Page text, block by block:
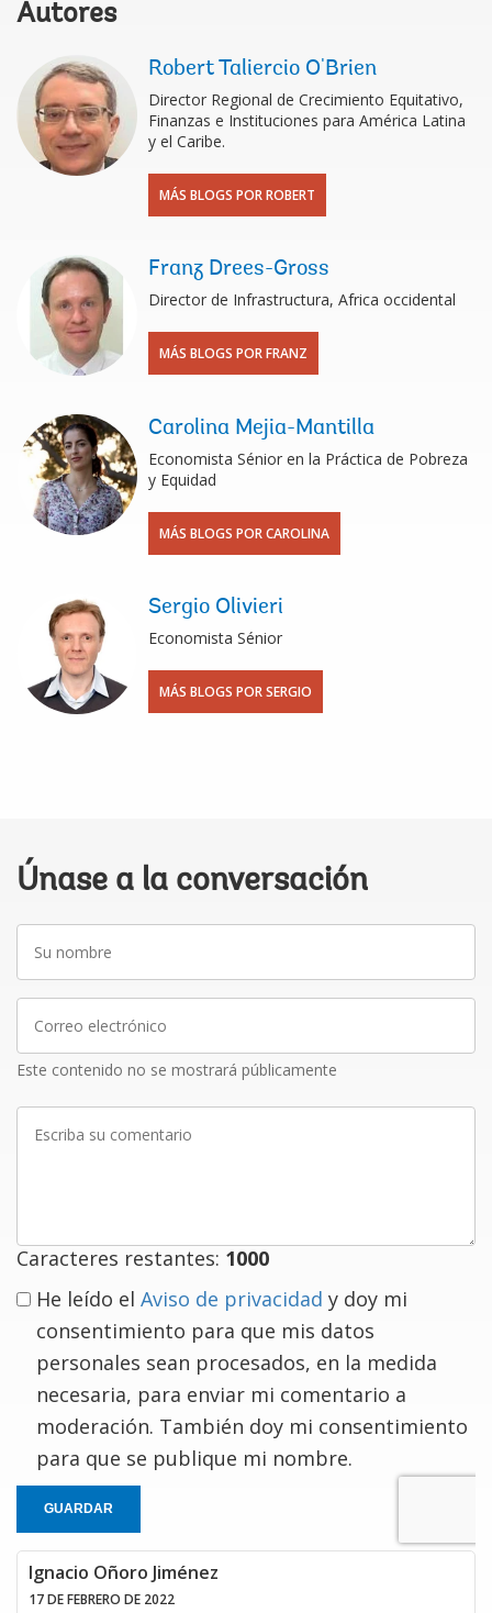
Autores
Robert Taliercio O'Brien
Director Regional de Crecimiento Equitativo,
Finanzas e Instituciones para América Latina
y el Caribe.
MÁS BLOGS POR ROBERT
Franz Drees-Gross
Director de Infrastructura, Africa occidental
MÁS BLOGS POR FRANZ
Carolina Mejia-Mantilla
Economista Sénior en la Práctica de Pobreza
y Equidad
MÁS BLOGS POR CAROLINA
Sergio Olivieri
Economista Sénior
MÁS BLOGS POR SERGIO
Únase a la conversación
nombre
electrónico
Este contenido no se mostrará públicamente
Caracteres restantes: 1000
He leído el Aviso de privacidad y doy mi
consentimiento para que mis datos
personales sean procesados, en la medida
necesaria, para enviar mi comentario a
moderación. También doy mi consentimiento
para que se publique mi nombre.
GUARDAR
Ignacio Oñoro Jiménez
17 DE FEBRERO DE 2022